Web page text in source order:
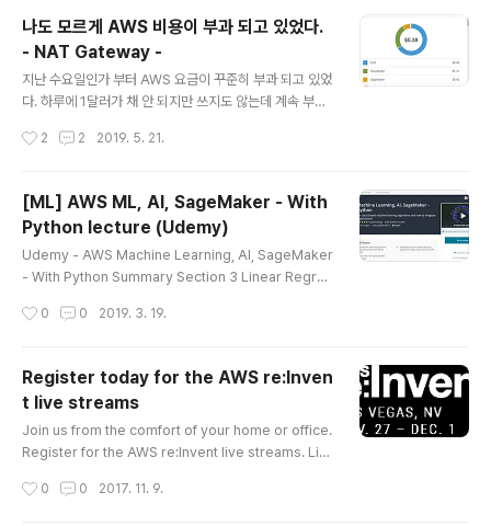
나도 모르게 AWS 비용이 부과 되고 있었다.
- NAT Gateway -
지난 수요일인가 부터 AWS 요금이 꾸준히 부과 되고 있었
다. 하루에 1달러가 채 안 되지만 쓰지도 않는데 계속 부과
래서 주말에 자세히 살펴 봤다. 5월 18일 오후 3시 44분.
e Cloud 를 expand 해서 봤더니 NAT Gateway hour
부분 액수가 증가했다. 이제 어디서 부과 되는지 알아냈으
니 그걸 de-activate 시키면 될 일. EC2 - Elastic IPs로
갔더니 NAT Gateway 가 하나 running 중이었다. 내가
내..
2 2 2019. 5. 21.
[ML] AWS ML, AI, SageMaker - With
Python lecture (Udemy)
Udemy - AWS Machine Learning, AI, SageMaker
- With Python Summary Section 3 Linear Regres
abolic in nature. It has an important property of
radient Descent optimization algorithm uses los
s function to move the weights of all the feature
s and iteratively ..
0 0 2019. 3. 19.
Register today for the AWS re:Inven
t live streams
Join us from the comfort of your home or office.
Register for the AWS re:Invent live streams. Liv
ay, Nov. 28 | 8:00 PM – 9:30 PM PT Peter DeSan
0 0 2017. 11. 9.